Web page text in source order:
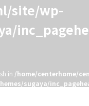
site/wp-
in /home/centerhome/
sugaya/